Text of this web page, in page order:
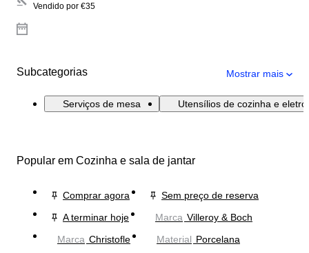
Vendido por €35
Subcategorias Mostrar mais
Serviços de mesa Utensílios de cozinha e
Popular em Cozinha e sala de jantar
Comprar agora
Sem preço de reserva
A terminar hoje
Marca Villeroy & Boch
Marca Christofle Material Porcelana